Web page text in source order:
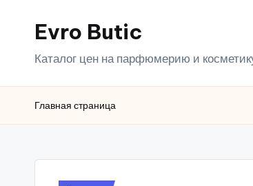
ПерейтиEvro Butic
Каталог цен на парфюмерию и
Главная страница